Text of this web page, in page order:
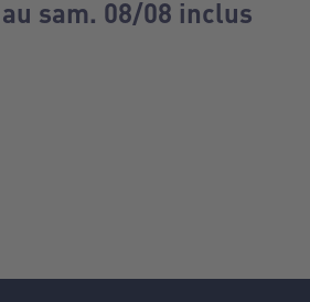
sam. 08/08 inclus